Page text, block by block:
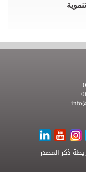
ذكر المصدر